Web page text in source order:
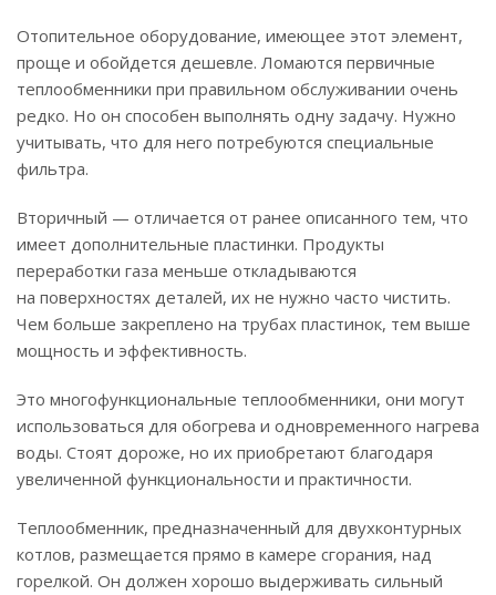
Отопительное оборудование, имеющее этот элемент,
проще и обойдется дешевле. Ломаются первичные
теплообменники при правильном обслуживании очень
редко. Но он способен выполнять одну задачу. Нужно
учитывать, что для него потребуются специальные
фильтра.
Вторичный — отличается от ранее описанного тем, что
имеет дополнительные пластинки. Продукты
переработки газа меньше откладываются
на поверхностях деталей, их не нужно часто чистить.
Чем больше закреплено на трубах пластинок, тем выше
мощность и эффективность.
Это многофункциональные теплообменники, они могут
использоваться для обогрева и одновременного нагрева
воды. Стоят дороже, но их приобретают благодаря
увеличенной функциональности и практичности.
Теплообменник, предназначенный для двухконтурных
котлов, размещается прямо в камере сгорания, над
горелкой. Он должен хорошо выдерживать сильный